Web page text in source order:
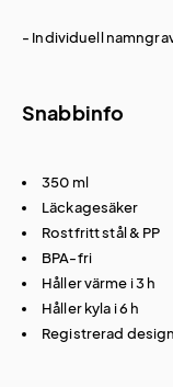
- Individuell
Snabbinfo
350 ml
Läckagesäker
Rostfritt stål & PP
BPA-fri
Håller värme i 3 h
Håller kyla i 6 h
Registrerad